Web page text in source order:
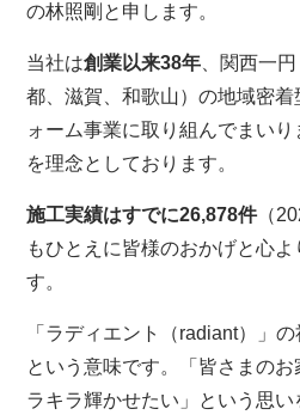
の林照剛と申します。
当社は創業以来38年 、関西一
都、滋賀、和歌山）の地域密
ォーム事業に取り組んでまいり
を理念としております。
施工実績はすでに26,878件（
もひとえに皆様のおかげと心
す。
「ラディエント（radiant）」
という意味です。「皆さまの
ラキラ輝かせたい」という思い